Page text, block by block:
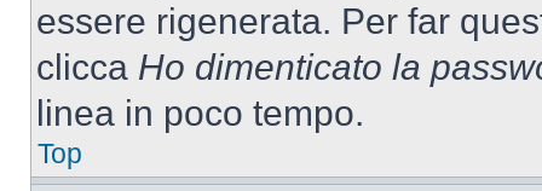
essere rigenerata. Per far
clicca Ho dimenticato la
linea in poco tempo.
Top